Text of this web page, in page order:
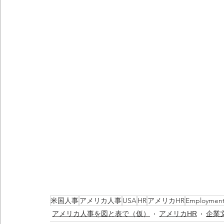
米国人事アメリカ人事USAHRアメリカHR
アメリカ人事を図と表で（仮） アメリカHR 企業